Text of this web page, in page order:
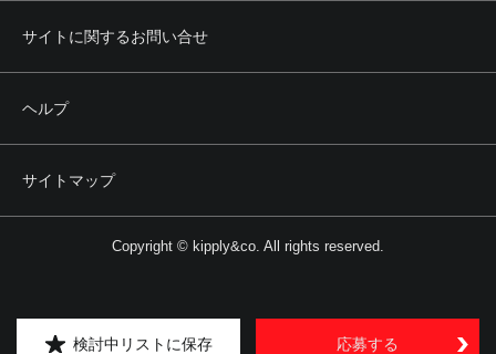
検討中リストに保存 応募する
サイトに関するお問い合せ
ヘルプ
サイトマップ
Copyright © kipply&co. All rights reserved.